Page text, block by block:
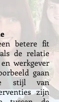
betere fit
de relatie
werkgever
gaan
stijl van
zijn